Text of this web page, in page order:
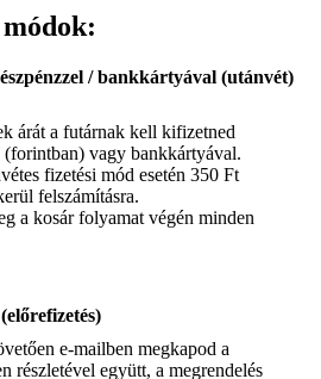
/ bankkártyával (utánvét)
árát a futárnak kell kifizetned
(forintban) vagy bankkártyával.
fizetési mód esetén 350 Ft
felszámításra.
a kosár folyamat végén minden
e-mailben megkapod a
részletével együtt, a megrendelés